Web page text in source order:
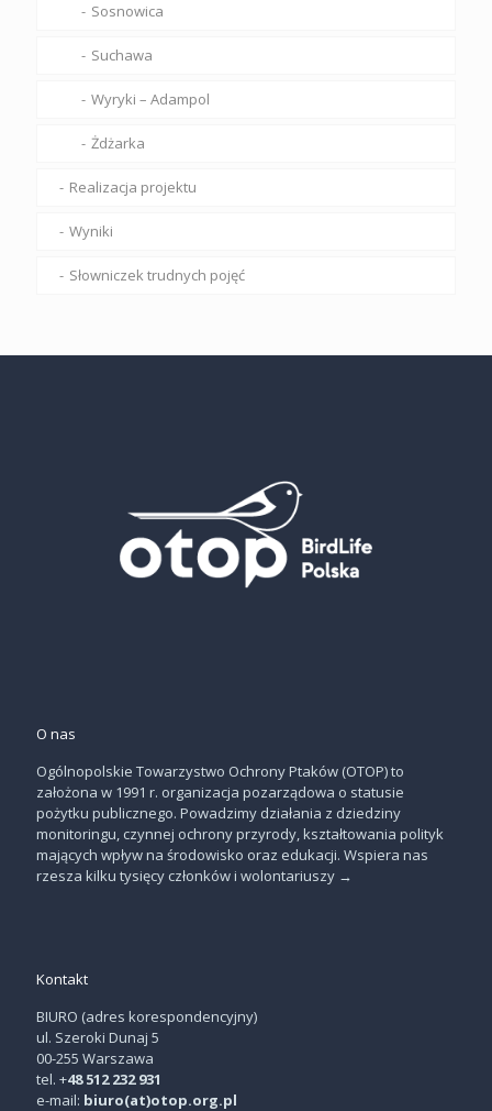
Sosnowica
Suchawa
Wyryki – Adampol
Żdżarka
Realizacja projektu
Wyniki
Słowniczek trudnych pojęć
O nas
Ogólnopolskie Towarzystwo Ochrony Ptaków (OTOP) to
założona w 1991 r. organizacja pozarządowa o statusie
pożytku publicznego. Powadzimy działania z dziedziny
monitoringu, czynnej ochrony przyrody, kształtowania polityk
mających wpływ na środowisko oraz edukacji. Wspiera nas
rzesza kilku tysięcy członków i wolontariuszy →
Kontakt
BIURO (adres korespondencyjny)
ul. Szeroki Dunaj 5
00-255 Warszawa
tel. +48 512 232 931
e-mail: biuro(at)otop.org.pl